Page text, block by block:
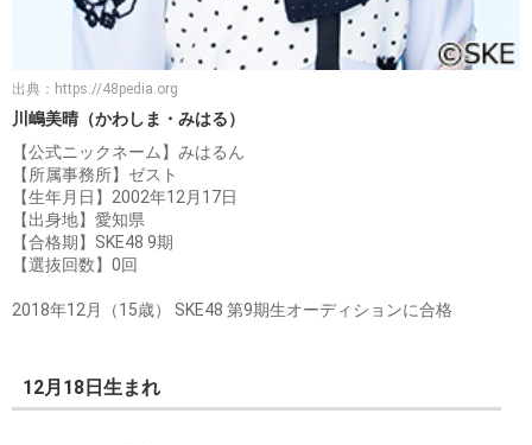
出典： https://48pedia.org
川嶋美晴（かわしま・みはる）
【公式ニックネーム】みはるん
【所属事務所】ゼスト
【生年月日】2002年12月17日
【出身地】愛知県
【合格期】SKE48 9期
【選抜回数】0回
2018年12月（15歳） SKE48 第9期生オーディションに合格
12月18日生まれ